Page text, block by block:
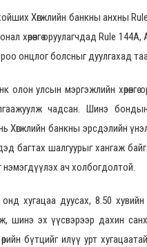
Хөгжлийн банкны анхны
хөрөнгө оруулагчдад Rule
онцлог болсныг дуулгахад
олон улсын мэргэжлийн
чадсан. Шинэ
Хөгжлийн банкны эрсдэлийн
багтах шалгуурыг хангаж
ач холбогдолтой.
онд хугацаа дуусах, 8.50
шинэ эх үүсвэрээр дахин
бүтцийг илүү урт